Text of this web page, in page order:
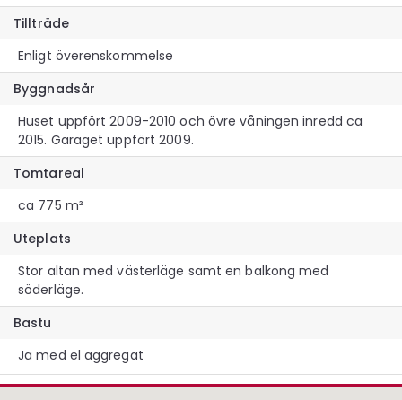
Tillträde
Enligt överenskommelse
Byggnadsår
Huset uppfört 2009-2010 och övre våningen inredd ca
2015. Garaget uppfört 2009.
Tomtareal
ca 775 m²
Uteplats
Stor altan med västerläge samt en balkong med
söderläge.
Bastu
Ja med el aggregat